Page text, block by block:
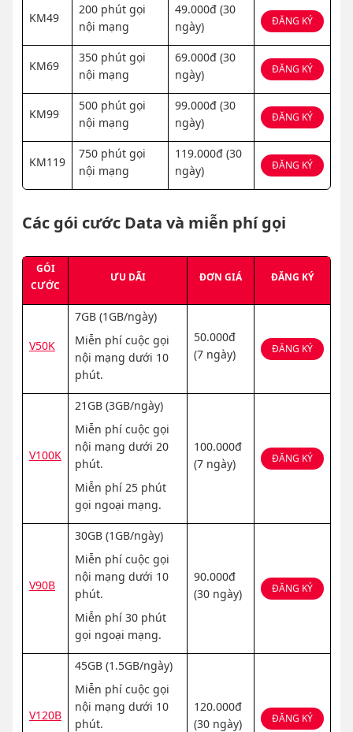
KM49
200 phút gọi
nội mạng
49.000đ (30
ngày)
ĐĂNG KÝ
KM69
350 phút gọi
nội mạng
69.000đ (30
ngày)
ĐĂNG KÝ
KM99
500 phút gọi
nội mạng
99.000đ (30
ngày)
ĐĂNG KÝ
KM119
750 phút gọi
nội mạng
119.000đ (30
ngày)
ĐĂNG KÝ
Các gói cước Data và miễn phí gọi
GÓI
CƯỚC
ƯU DÃI ĐƠN GIÁ ĐĂNG KÝ
V50K
7GB (1GB/ngày)
Miễn phí cuộc gọi
nội mạng dưới 10
phút.
50.000đ
(7 ngày)
ĐĂNG KÝ
V100K
21GB (3GB/ngày)
Miễn phí cuộc gọi
nội mạng dưới 20
phút.
Miễn phí 25 phút
gọi ngoại mạng.
100.000đ
(7 ngày)
ĐĂNG KÝ
V90B
30GB (1GB/ngày)
Miễn phí cuộc gọi
nội mạng dưới 10
phút.
Miễn phí 30 phút
gọi ngoại mạng.
90.000đ
(30 ngày)
ĐĂNG KÝ
V120B
45GB (1.5GB/ngày)
Miễn phí cuộc gọi
nội mạng dưới 10
phút.
120.000đ
(30 ngày)
ĐĂNG KÝ